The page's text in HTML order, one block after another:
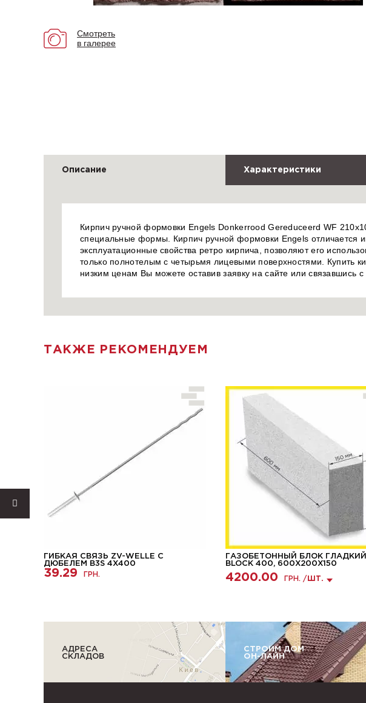
Смотреть
в галерее
Описание Характеристики
Кирпич ручной формовки Engels Donkerrood Gereduceerd WF
специальные формы. Кирпич ручной формовки Engels отличается
эксплуатационные свойства ретро кирпича, позволяют его
только полнотелым с четырьмя лицевыми поверхностями. Купить
низким ценам Вы можете оставив заявку на сайте или
ТАКЖЕ РЕКОМЕНДУЕМ
ГИБКАЯ СВЯЗЬ ZV-WELLE С
ДЮБЕЛЕМ B3S 4X400
39.29 ГРН.
ГАЗОБЕТОННЫЙ БЛОК ГЛАДКИЙ
BLOCK 400, 600Х200Х150
4200.00 ГРН. / ШТ.
АДРЕСА
СКЛАДОВ
СТРОИМ ДОМ
ОН-ЛАЙН